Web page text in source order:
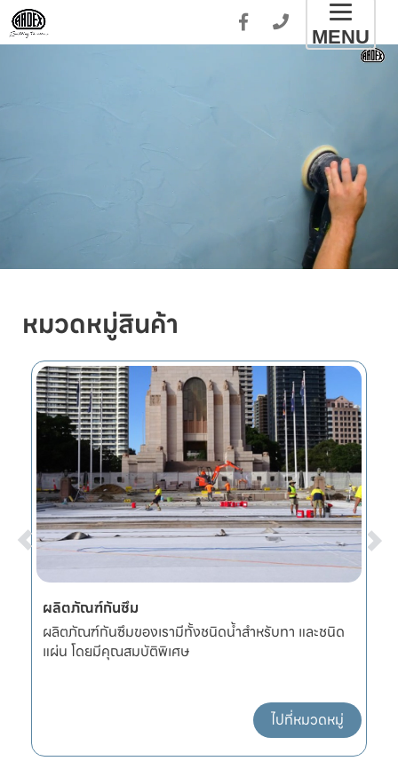
MENU
หมวดหมู่สินค้า
ผลิตภัณฑ์กันซึม
ผลิตภัณฑ์กันซึมของเรามีทั้งชนิดน้ำสำหรับทา และชนิด
แผ่น โดยมีคุณสมบัติพิเศษ
ไปที่หมวดหมู่